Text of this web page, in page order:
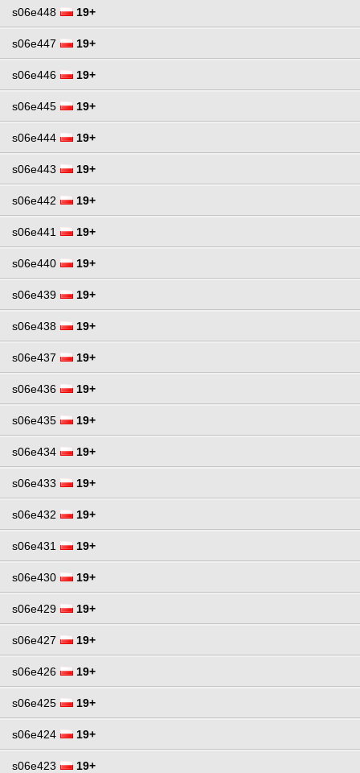
s06e448 19+
s06e447 19+
s06e446 19+
s06e445 19+
s06e444 19+
s06e443 19+
s06e442 19+
s06e441 19+
s06e440 19+
s06e439 19+
s06e438 19+
s06e437 19+
s06e436 19+
s06e435 19+
s06e434 19+
s06e433 19+
s06e432 19+
s06e431 19+
s06e430 19+
s06e429 19+
s06e427 19+
s06e426 19+
s06e425 19+
s06e424 19+
s06e423 19+